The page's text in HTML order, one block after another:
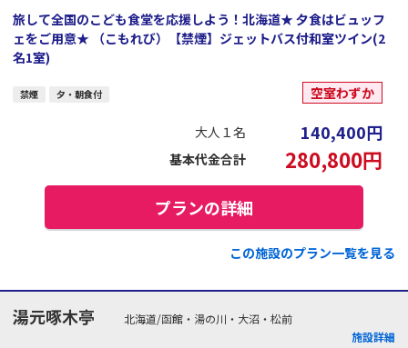
旅して全国のこども食堂を応援しよう！北海道★ 夕食はビュッフ
ェをご用意★ （こもれび）【禁煙】ジェットバス付和室ツイン(2
名1室)
禁煙 夕・朝食付 空室わずか
大人１名 140,400円
基本代金合計 280,800円
プランの詳細
この施設のプラン一覧を見る
湯元啄木亭
北海道/函館・湯の川・大沼・松前
施設詳細